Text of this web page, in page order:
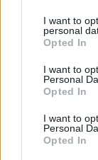
I want to
personal
Opted In
I want to
Personal
Opted In
I want to
Personal
Opted In
Négy éven
KÖZLEKEDÉS
Történelmi